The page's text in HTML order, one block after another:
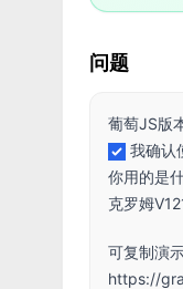
问题
葡萄JS版
我确认
你用的是
克罗姆
可复制演
https://